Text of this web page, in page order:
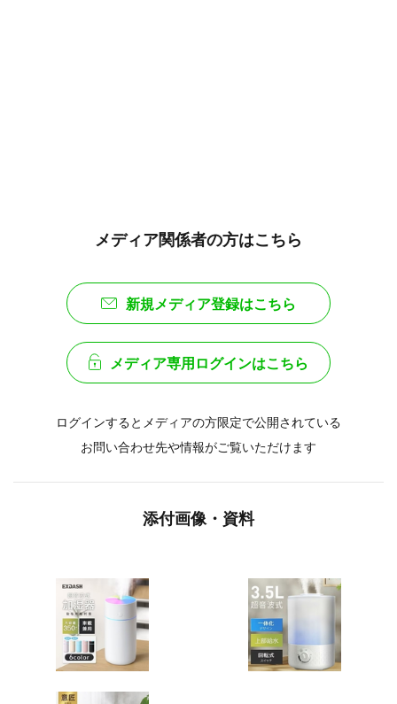
メディア関係者の方はこちら
新規メディア登録はこちら
メディア専用ログインはこちら
ログインするとメディアの方限定で公開されている
お問い合わせ先や情報がご覧いただけます
添付画像・資料